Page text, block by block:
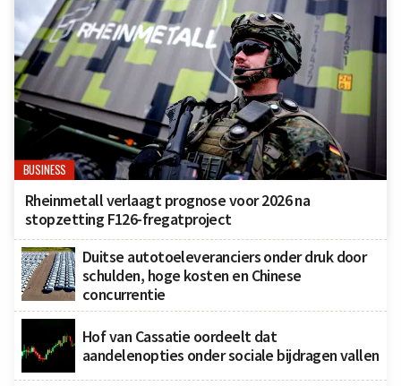
BUSINESS
Rheinmetall verlaagt prognose voor 2026 na
stopzetting F126-fregatproject
Duitse autotoeleveranciers onder druk door
schulden, hoge kosten en Chinese
concurrentie
Hof van Cassatie oordeelt dat
aandelenopties onder sociale bijdragen vallen